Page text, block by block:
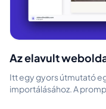
Az elavult
Itt egy gyors útmutató
importálásához. A